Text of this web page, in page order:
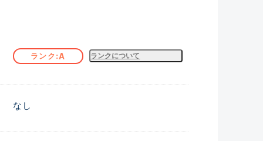
ランク A ランクについて
なし